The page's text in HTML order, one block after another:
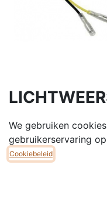
PINKERS
Licht weerstand 25
Universeel te
knipperlichten.
We gebruiken
gebruikerservaring
Cookiebeleid